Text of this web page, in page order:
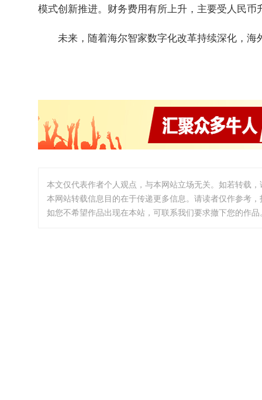
模式创新推进。财务费用有所上升，主要受人民
未来，随着海尔智家数字化改革持续深化，
本文仅代表作者个人观点，与本网站立场无关。如若转载
本网站转载信息目的在于传递更多信息。请读者仅作参考
如您不希望作品出现在本站，可联系我们要求撤下您的作